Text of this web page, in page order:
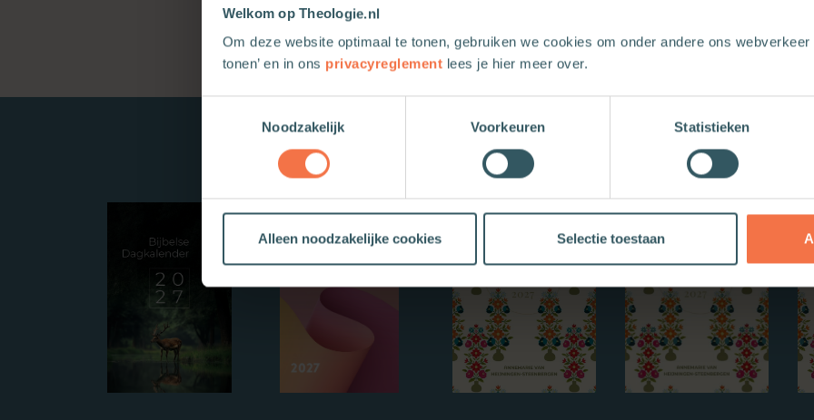
Welkom op Theologie.nl
Om deze website optimaal te tonen, gebruiken we cookies om onder andere ons webverkeer
tonen’ en in ons privacyreglement lees je hier meer over.
Noodzakelijk
Voorkeuren Statistieken
Alleen noodzakelijke cookies Selectie toestaan
Nieuwe boeken